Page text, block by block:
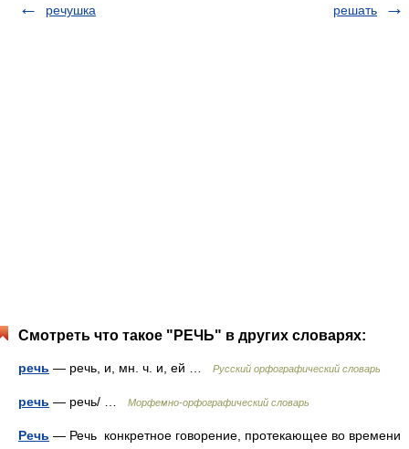
речушка решать
Смотреть что такое "РЕЧЬ" в других словарях:
речь — речь, и, мн. ч. и, ей … Русский орфографический словарь
речь — речь/ … Морфемно-орфографический словарь
Речь — Речь конкретное говорение, протекающее во времени